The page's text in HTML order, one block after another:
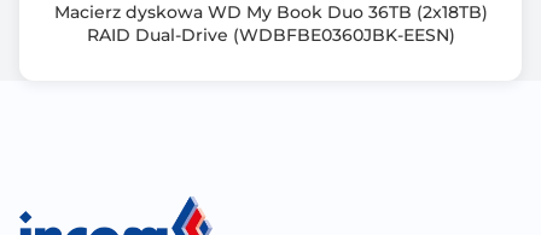
Waga netto (kg)
12.260
Macierz dyskowa WD My Book Duo 36TB (2x18TB)
RAID Dual-Drive (WDBFBE0360JBK-EESN)